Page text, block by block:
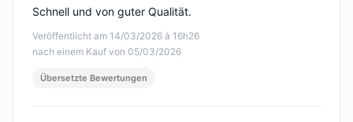
Veröffentlicht am 14/03/2026 à 16h26
nach einem Kauf von 05/03/2026
Schnell und von guter Qualität.
Übersetzte Bewertungen